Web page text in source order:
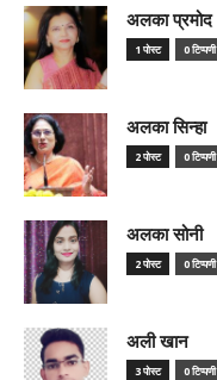
अलका प्रमोद
1 पोस्ट 0 टिप्पणी
अलका सिन्हा
2 पोस्ट 0 टिप्पणी
अलका सोनी
2 पोस्ट 0 टिप्पणी
अली खान
3 पोस्ट 0 टिप्पणी